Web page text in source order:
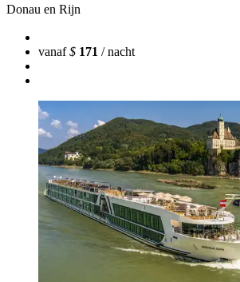
Donau en Rijn
vanaf$ 171 / nacht